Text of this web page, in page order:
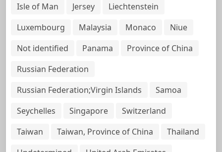
Isle of Man
Jersey
Liechtenstein
Luxembourg
Malaysia Monaco
Niue
Not identified
Panama
Province of China
Russian Federation
Russian Federation;Virgin Islands
Samoa
Seychelles
Singapore
Switzerland
Taiwan
Taiwan, Province of China
Thailand